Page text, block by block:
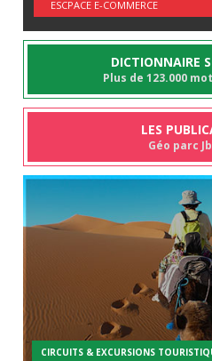
ESCPACE E-COMMERCE
DICTIONNAIRE
Plus de 123.000
LES
Géo parc
CIRCUITS & EXCURSIONS